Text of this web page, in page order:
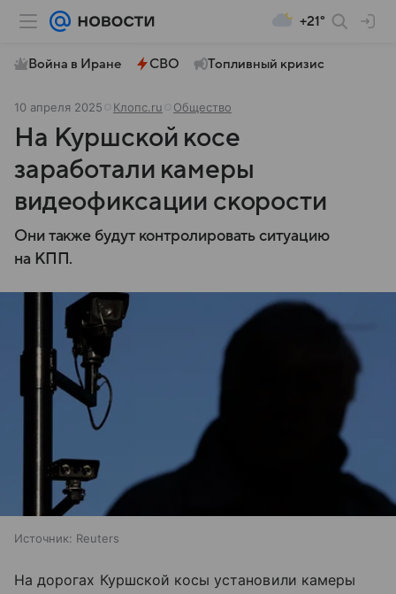
+21°
Война в Иране СВО Топливный кризис
10 апреля 2025 Клопс.ru Общество
На Куршской косе
заработали камеры
видеофиксации скорости
Они также будут контролировать ситуацию
на КПП.
Источник: Reuters
На дорогах Куршской косы установили камеры